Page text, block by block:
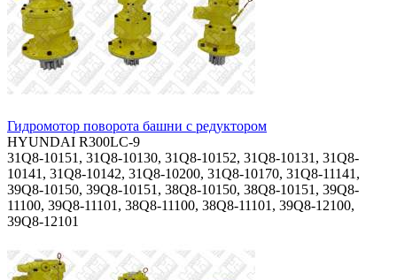
Гидромотор поворота башни с редуктором
HYUNDAI R300LC-9
31Q8-10151, 31Q8-10130, 31Q8-10152, 31Q8-10131, 31Q8-
10141, 31Q8-10142, 31Q8-10200, 31Q8-10170, 31Q8-11141,
39Q8-10150, 39Q8-10151, 38Q8-10150, 38Q8-10151, 39Q8-
11100, 39Q8-11101, 38Q8-11100, 38Q8-11101, 39Q8-12100,
39Q8-12101